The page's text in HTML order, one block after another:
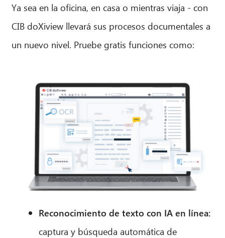
Ya sea en la oficina, en casa o mientras viaja - con
CIB doXiview llevará sus procesos documentales a
un nuevo nivel. Pruebe gratis funciones como:
Reconocimiento de texto con IA en línea:
captura y búsqueda automática de